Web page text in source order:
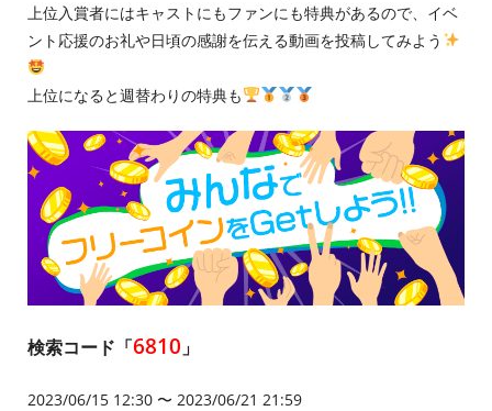
上位入賞者にはキャストにもファンにも特典があるので、イベ
ント応援のお礼や日頃の感謝を伝える動画を投稿してみよう
上位になると週替わりの特典も
検索コード「6810 」
2023/06/15 12:30 〜 2023/06/21 21:59